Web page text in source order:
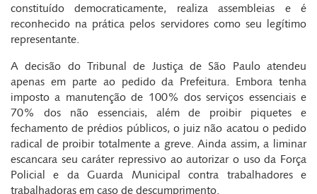
constituído democraticamente, realiza assembleias e é
reconhecido na prática pelos servidores como seu legítimo
representante.
A decisão do Tribunal de Justiça de São Paulo atendeu
apenas em parte ao pedido da Prefeitura. Embora tenha
imposto a manutenção de 100% dos serviços essenciais e
70% dos não essenciais, além de proibir piquetes e
fechamento de prédios públicos, o juiz não acatou o pedido
radical de proibir totalmente a greve. Ainda assim, a liminar
escancara seu caráter repressivo ao autorizar o uso da Força
Policial e da Guarda Municipal contra trabalhadores e
trabalhadoras em caso de descumprimento.